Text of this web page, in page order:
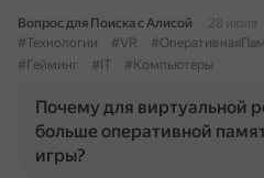
Вопрос для Поиска с Алисой
28 июля
#Технологии
#VR
#Гейминг
#IT #Компьютеры
Почему для виртуальной
больше оперативной
игры?